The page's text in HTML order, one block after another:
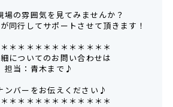
場の雰囲気を見てみませんか？
同行してサポートさせて頂きます！
＊＊＊＊＊＊＊＊＊＊＊＊
についてのお問い合わせは
担当：青木まで♪
ンバーをお伝えください♪
＊＊＊＊＊＊＊＊＊＊＊＊